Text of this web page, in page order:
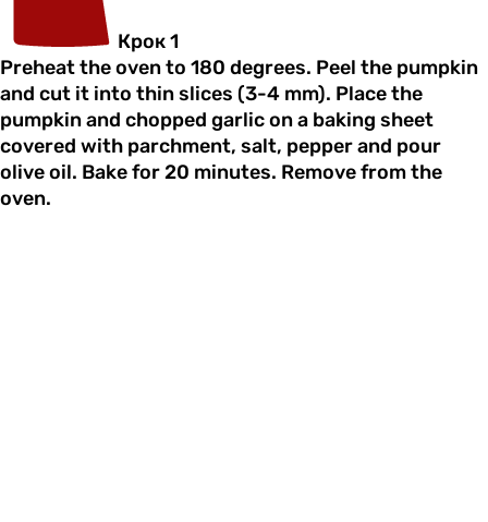
Крок 1
Preheat the oven to 180 degrees. Peel the pumpkin
and cut it into thin slices (3-4 mm). Place the
pumpkin and chopped garlic on a baking sheet
covered with parchment, salt, pepper and pour
olive oil. Bake for 20 minutes. Remove from the
oven.